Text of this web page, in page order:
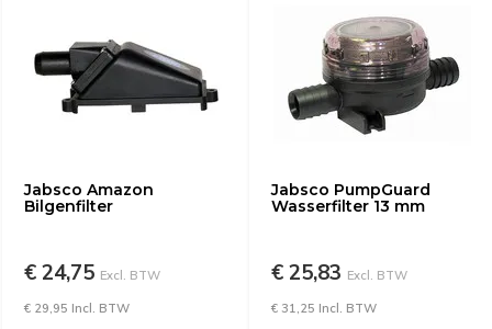
Jabsco Amazon
Bilgenfilter
€ 24,75 Excl. BTW
€ 29,95 Incl. BTW
Jabsco PumpGuard
Wasserfilter 13 mm
€ 25,83 Excl. BTW
€ 31,25 Incl. BTW